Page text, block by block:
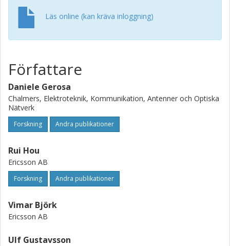
Läs online (kan kräva inloggning)
Författare
Daniele Gerosa
Chalmers, Elektroteknik, Kommunikation, Antenner och Optiska
Nätverk
Forskning Andra publikationer
Rui Hou
Ericsson AB
Forskning Andra publikationer
Vimar Björk
Ericsson AB
Ulf Gustavsson